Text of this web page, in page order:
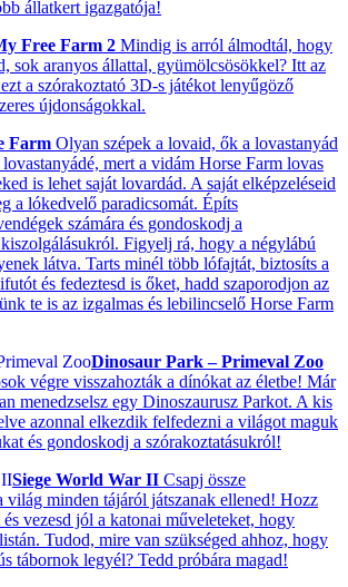
állatkert igazgatója!
Free Farm 2 Mindig is arról álmodtál, hogy
sok aranyos állattal, gyümölcsösökkel? Itt az
a szórakoztató 3D-s játékot lenyűgöző
újdonságokkal.
Farm Olyan szépek a lovaid, ők a lovastanyád
lovastanyádé, mert a vidám Horse Farm lovas
is lehet saját lovardád. A saját elképzeléseid
a lókedvelő paradicsomát. Építs
számára és gondoskodj a
Figyelj rá, hogy a négylábú
látva. Tarts minél több lófajtát, biztosíts a
és fedeztesd is őket, hadd szaporodjon az
te is az izgalmas és lebilincselő Horse Farm
Dinosaur Park – Primeval Zoo
végre visszahozták a dínókat az életbe! Már
menedzselsz egy Dinoszaurusz Parkot. A kis
azonnal elkezdik felfedezni a világot maguk
és gondoskodj a szórakoztatásukról!
Siege World War II Csapj össze
világ minden tájáról játszanak ellened! Hozz
és vezesd jól a katonai műveleteket, hogy
Tudod, mire van szükséged ahhoz, hogy
tábornok legyél? Tedd próbára magad!